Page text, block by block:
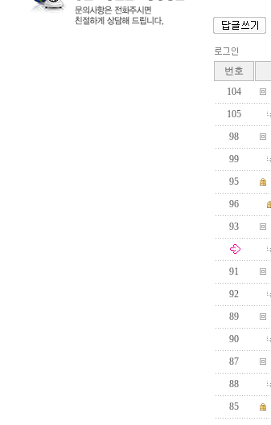
번호
104
105
98
99
95
96
93
91
92
89
90
87
88
85